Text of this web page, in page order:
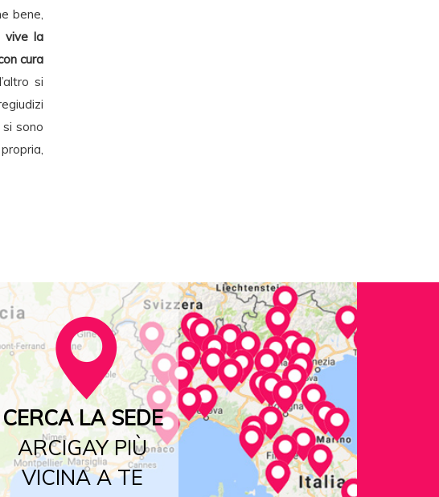
bene,
vive la
cura
si
sono
CERCA LA SEDE
ARCIGAY PIÙ
VICINA A TE